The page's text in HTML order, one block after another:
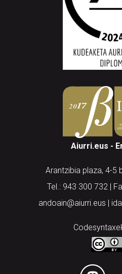
Aiurri.eus -
Arantzibia plaza, 4-5
Tel.: 943 300 732 |
andoain@aiurri.eus |